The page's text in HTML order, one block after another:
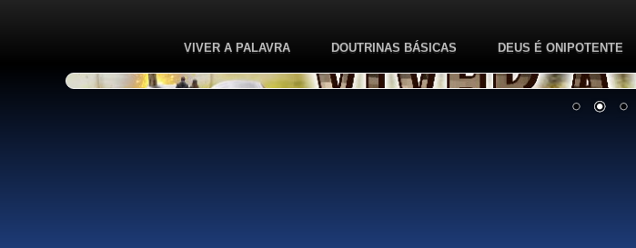
VIVER A PALAVRA DOUTRINAS BÁSICAS DEUS É ONIPOTENTE